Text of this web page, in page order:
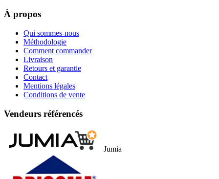
À propos
Qui sommes-nous
Méthodologie
Comment commander
Livraison
Retours et garantie
Contact
Mentions légales
Conditions de vente
Vendeurs référencés
Jumia